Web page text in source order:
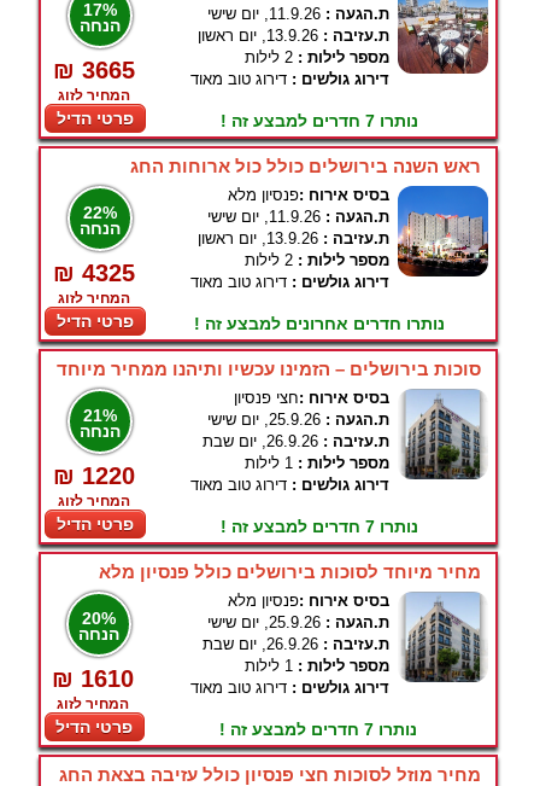
17%
הנחה
₪ 3665
המחיר לזוג
פרטי הדיל
ת.הגעה : 11.9.26, יום שישי
ת.עזיבה : 13.9.26, יום ראשון
מספר לילות : 2 לילות
דירוג גולשים : דירוג טוב מאוד
נותרו 7 חדרים למבצע זה !
ראש השנה בירושלים כולל כול ארוחות החג
22%
הנחה
₪ 4325
המחיר לזוג
פרטי הדיל
בסיס אירוח :פנסיון מלא
ת.הגעה : 11.9.26, יום שישי
ת.עזיבה : 13.9.26, יום ראשון
מספר לילות : 2 לילות
דירוג גולשים : דירוג טוב מאוד
נותרו חדרים אחרונים למבצע זה !
סוכות בירושלים – הזמינו עכשיו ותיהנו ממחיר מיוחד
21%
הנחה
₪ 1220
המחיר לזוג
פרטי הדיל
בסיס אירוח :חצי פנסיון
ת.הגעה : 25.9.26, יום שישי
ת.עזיבה : 26.9.26, יום שבת
מספר לילות : 1 לילות
דירוג גולשים : דירוג טוב מאוד
נותרו 7 חדרים למבצע זה !
מחיר מיוחד לסוכות בירושלים כולל פנסיון מלא
20%
הנחה
₪ 1610
המחיר לזוג
פרטי הדיל
בסיס אירוח :פנסיון מלא
ת.הגעה : 25.9.26, יום שישי
ת.עזיבה : 26.9.26, יום שבת
מספר לילות : 1 לילות
דירוג גולשים : דירוג טוב מאוד
נותרו 7 חדרים למבצע זה !
מחיר מוזל לסוכות חצי פנסיון כולל עזיבה בצאת החג